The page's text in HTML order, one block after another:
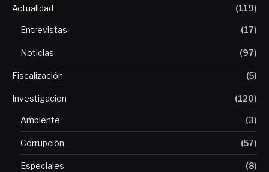
Actualidad (119)
Entrevistas (17)
Noticias (97)
Fiscalización (5)
Investigacion (120)
Ambiente (3)
Corrupción (57)
Especiales (8)